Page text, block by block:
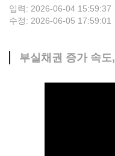
입력: 2026-06-04 15:59:37
수정: 2026-06-05 17:59:01
부실채권 증가 속